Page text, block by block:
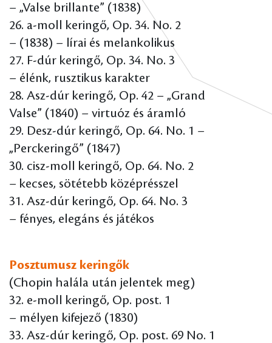
– „Valse brillante” (1838)
26. a-moll keringő, Op. 34. No. 2
– (1838) – lírai és melankolikus
27. F-dúr keringő, Op. 34. No. 3
– élénk, rusztikus karakter
28. Asz-dúr keringő, Op. 42 – „Grand
Valse” (1840) – virtuóz és áramló
29. Desz-dúr keringő, Op. 64. No. 1 –
„Perckeringő” (1847)
30. cisz-moll keringő, Op. 64. No. 2
– kecses, sötétebb középrésszel
31. Asz-dúr keringő, Op. 64. No. 3
– fényes, elegáns és játékos
Posztumusz keringők
(Chopin halála után jelentek meg)
32. e-moll keringő, Op. post. 1
– mélyen kifejező (1830)
33. Asz-dúr keringő, Op. post. 69 No. 1